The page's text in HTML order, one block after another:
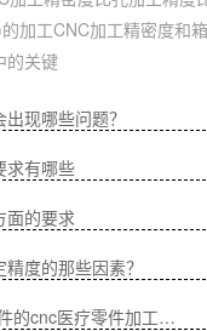
加工CNC加工精密度和
的关键
现哪些问题？
求有哪些
面的要求
度的那些因素？
告诉你-金属精密医疗零件的cnc医疗零件加工有什么优势？